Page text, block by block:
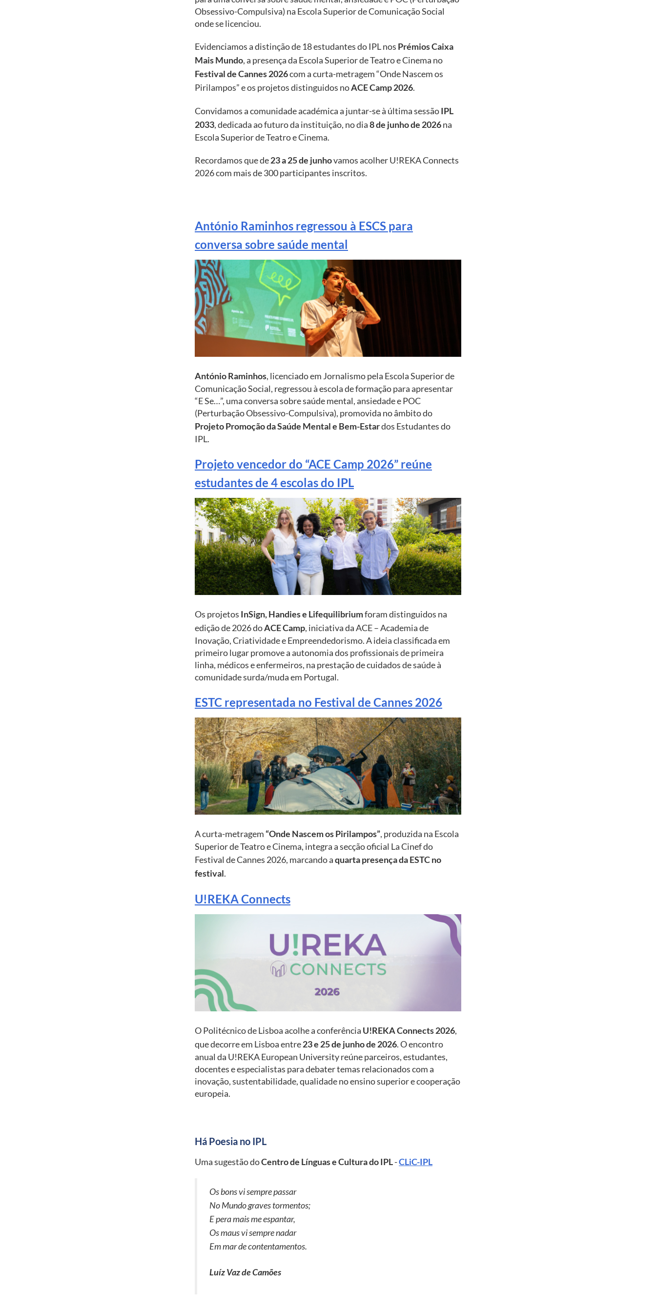
Obsessivo-Compulsiva) na Escola Superior de Comunicação Social
onde se licenciou.
Evidenciamos a distinção de 18 estudantes do IPL nos Prémios Caixa
Mais Mundo, a presença da Escola Superior de Teatro e Cinema no
Festival de Cannes 2026com a curta-metragem “Onde Nascem os
Pirilampos” e os projetos distinguidos noACE Camp 2026.
Convidamos a comunidade académica a juntar-se à última sessãoIPL
2033, dedicada ao futuro da instituição, no dia8 de junho de 2026na
Escola Superior de Teatro e Cinema.
Recordamos que de23 a 25 de junhovamos acolher U!REKA Connects
2026 com mais de 300 participantes inscritos.
António Raminhos regressou à ESCS para
conversa sobre saúde mental
António Raminhos, licenciado em Jornalismo pela Escola Superior de
Comunicação Social, regressou à escola de formação para apresentar
“E Se…”, uma conversa sobre saúde mental, ansiedade e POC
(Perturbação Obsessivo-Compulsiva), promovida no âmbito do
Projeto Promoção da Saúde Mental e Bem-Estardos Estudantes do
IPL.
Projeto vencedor do “ACE Camp 2026” reúne
estudantes de 4 escolas do IPL
Os projetos InSign, Handies e Lifequilibriumforam distinguidos na
edição de 2026 doACE Camp, iniciativa da ACE – Academia de
Inovação, Criatividade e Empreendedorismo. A ideia classificada em
primeiro lugar promove a autonomia dos profissionais de primeira
linha, médicos e enfermeiros, na prestação de cuidados de saúde à
comunidade surda/muda em Portugal.
ESTC representada no Festival de Cannes 2026
A curta-metragem “Onde Nascem os Pirilampos”, produzida na Escola
Superior de Teatro e Cinema, integra a secção oficial La Cinef do
Festival de Cannes 2026, marcando aquarta presença da ESTC no
festival.
U!REKA Connects
O Politécnico de Lisboa acolhe a conferência U!REKA Connects 2026,
que decorre em Lisboa entre23 e 25 de junho de 2026. O encontro
anual da U!REKA European University reúne parceiros, estudantes,
docentes e especialistas para debater temas relacionados com a
inovação, sustentabilidade, qualidade no ensino superior e cooperação
europeia.
Há Poesia no IPL
Uma sugestão doCentro de Línguas e Cultura do IPL-CLiC-IPL
Os bons vi sempre passar
No Mundo graves tormentos;
E pera mais me espantar,
Os maus vi sempre nadar
Em mar de contentamentos.
Luíz Vaz de Camões